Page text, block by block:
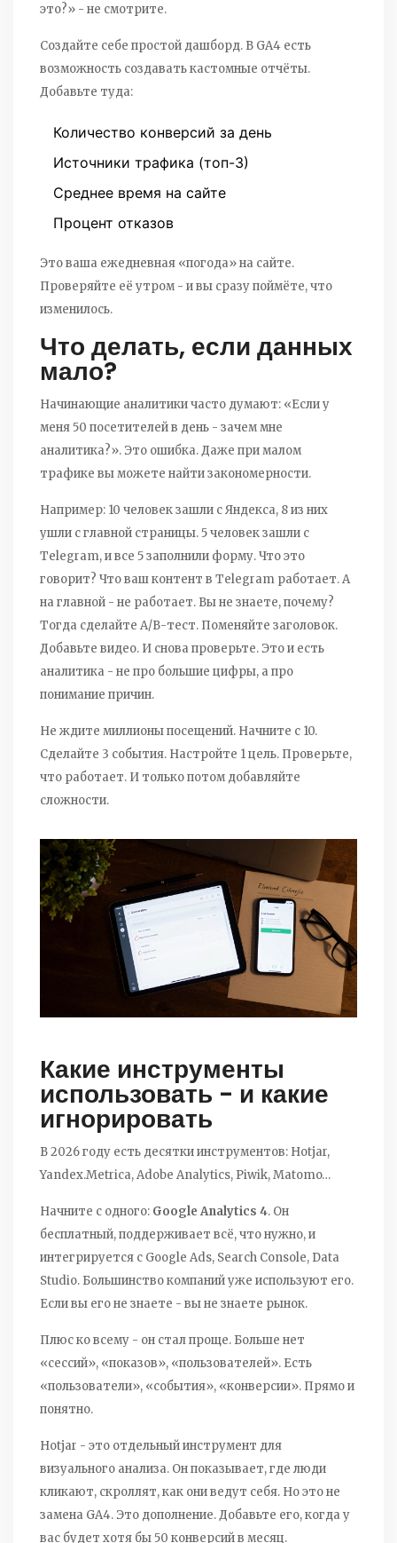
это?» - не смотрите.
Создайте себе простой дашборд. В GA4 есть
возможность создавать кастомные отчёты.
Добавьте туда:
Количество конверсий за день
Источники трафика (топ-3)
Среднее время на сайте
Процент отказов
Это ваша ежедневная «погода» на сайте.
Проверяйте её утром - и вы сразу поймёте, что
изменилось.
Что делать, если данных
мало?
Начинающие аналитики часто думают: «Если у
меня 50 посетителей в день - зачем мне
аналитика?». Это ошибка. Даже при малом
трафике вы можете найти закономерности.
Например: 10 человек зашли с Яндекса, 8 из них
ушли с главной страницы. 5 человек зашли с
Telegram, и все 5 заполнили форму. Что это
говорит? Что ваш контент в Telegram работает. А
на главной - не работает. Вы не знаете, почему?
Тогда сделайте A/B-тест. Поменяйте заголовок.
Добавьте видео. И снова проверьте. Это и есть
аналитика - не про большие цифры, а про
понимание причин.
Не ждите миллионы посещений. Начните с 10.
Сделайте 3 события. Настройте 1 цель. Проверьте,
что работает. И только потом добавляйте
сложности.
Какие инструменты
использовать - и какие
игнорировать
В 2026 году есть десятки инструментов: Hotjar,
Yandex.Metrica, Adobe Analytics, Piwik, Matomo…
Начните с одного: Google Analytics 4. Он
бесплатный, поддерживает всё, что нужно, и
интегрируется с Google Ads, Search Console, Data
Studio. Большинство компаний уже используют его.
Если вы его не знаете - вы не знаете рынок.
Плюс ко всему - он стал проще. Больше нет
«сессий», «показов», «пользователей». Есть
«пользователи», «события», «конверсии». Прямо и
понятно.
Hotjar - это отдельный инструмент для
визуального анализа. Он показывает, где люди
кликают, скроллят, как они ведут себя. Но это не
замена GA4. Это дополнение. Добавьте его, когда у
вас будет хотя бы 50 конверсий в месяц.